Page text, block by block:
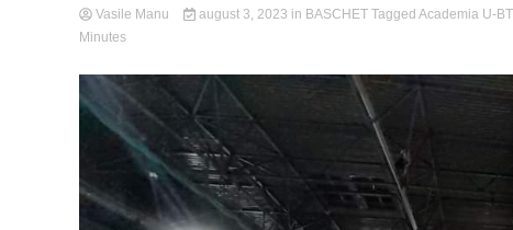
Vasile Manu august 3, 2023 in BASCHET Tagged Academia U-BT,
Minutes